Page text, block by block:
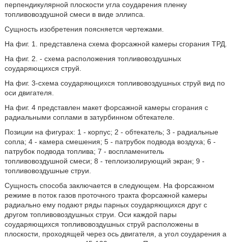
перпендикулярной плоскости угла соударения пленку
топливовоздушной смеси в виде эллипса.
Сущность изобретения поясняется чертежами.
На фиг. 1. представлена схема форсажной камеры сгорания ТРД.
На фиг. 2. - схема расположения топливовоздушных
соударяющихся струй.
На фиг. 3-схема соударяющихся топливовоздушных струй вид по
оси двигателя.
На фиг. 4 представлен макет форсажной камеры сгорания с
радиальными соплами в затурбинном обтекателе.
Позиции на фигурах: 1 - корпус; 2 - обтекатель; 3 - радиальные
сопла; 4 - камера смешения; 5 - патрубок подвода воздуха; 6 -
патрубок подвода топлива; 7 - воспламенитель
топливовоздушной смеси; 8 - теплоизолирующий экран; 9 -
топливовоздушные струи.
Сущность способа заключается в следующем. На форсажном
режиме в поток газов проточного тракта форсажной камеры
радиально ему подают ряды парных соударяющихся друг с
другом топливовоздушных струи. Оси каждой пары
соударяющихся топливовоздушных струй расположены в
плоскости, проходящей через ось двигателя, а угол соударения а